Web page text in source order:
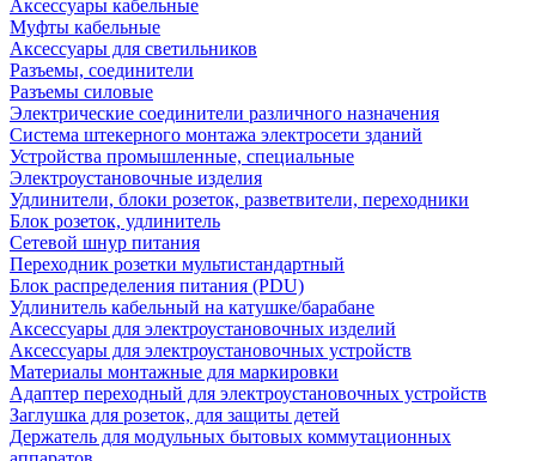
Аксессуары кабельные
Муфты кабельные
Аксессуары для светильников
Разъемы, соединители
Разъемы силовые
Электрические соединители различного назначения
Система штекерного монтажа электросети зданий
Устройства промышленные, специальные
Электроустановочные изделия
Удлинители, блоки розеток, разветвители, переходники
Блок розеток, удлинитель
Сетевой шнур питания
Переходник розетки мультистандартный
Блок распределения питания (PDU)
Удлинитель кабельный на катушке/барабане
Аксессуары для электроустановочных изделий
Аксессуары для электроустановочных устройств
Материалы монтажные для маркировки
Адаптер переходный для электроустановочных устройств
Заглушка для розеток, для защиты детей
Держатель для модульных бытовых коммутационных